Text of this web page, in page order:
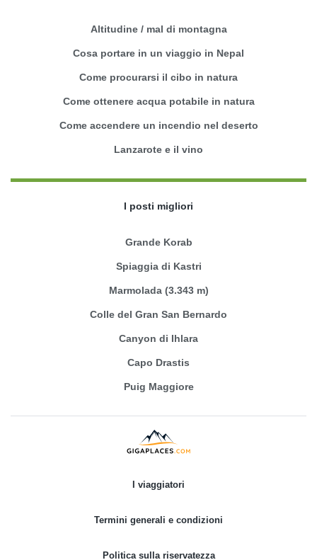
Altitudine / mal di montagna
Cosa portare in un viaggio in Nepal
Come procurarsi il cibo in natura
Come ottenere acqua potabile in natura
Come accendere un incendio nel deserto
Lanzarote e il vino
I posti migliori
Grande Korab
Spiaggia di Kastri
Marmolada (3.343 m)
Colle del Gran San Bernardo
Canyon di Ihlara
Capo Drastis
Puig Maggiore
I viaggiatori
Termini generali e condizioni
Politica sulla riservatezza